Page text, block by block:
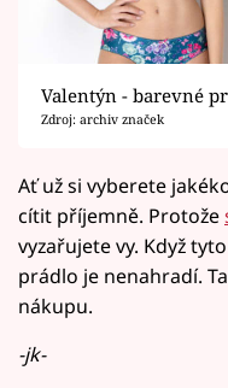
Valentýn - barevné
Zdroj: archiv značek
Ať už si vyberete
cítit příjemně. Protože
vyzařujete vy. Když
prádlo je nenahradí.
nákupu.
-jk-